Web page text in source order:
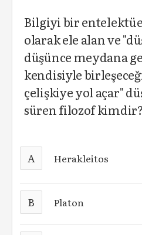
Bilgiyi bir
olarak ele alan ve
düşünce meydana
kendisiyle
çelişkiye yol açar"
süren filozof kimdir?
A Herakleitos
B Platon